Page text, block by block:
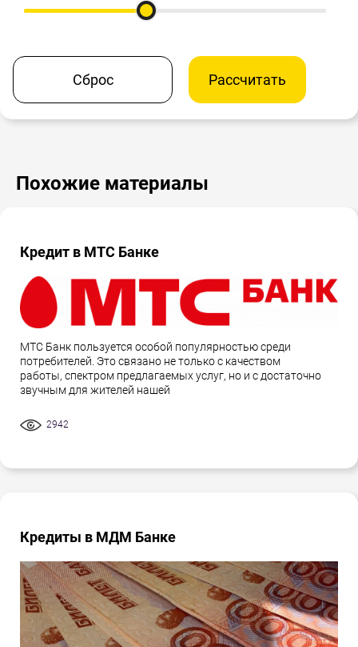
Сброс Рассчитать
Похожие материалы
Кредит в МТС Банке
МТС Банк пользуется особой популярностью среди
потребителей. Это связано не только с качеством
работы, спектром предлагаемых услуг, но и с достаточно
звучным для жителей нашей
2942
Кредиты в МДМ Банке